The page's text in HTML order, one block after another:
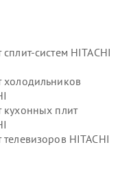
сплит-систем HITACHI
холодильников
кухонных плит
телевизоров HITACHI